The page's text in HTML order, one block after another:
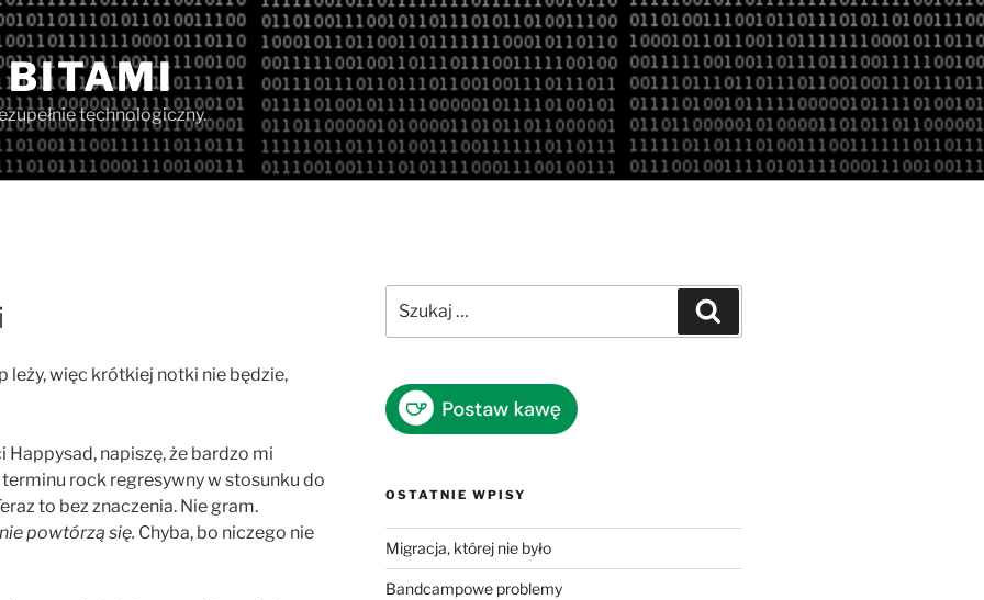
BITAMI
technologiczny.
leży, więc krótkiej notki nie będzie,
Happysad, napiszę, że bardzo mi
rock regresywny w stosunku do
to bez znaczenia. Nie gram.
powtórzą się. Chyba, bo niczego nie
OSTATNIE WPISY
Migracja, której nie było
Bandcampowe problemy